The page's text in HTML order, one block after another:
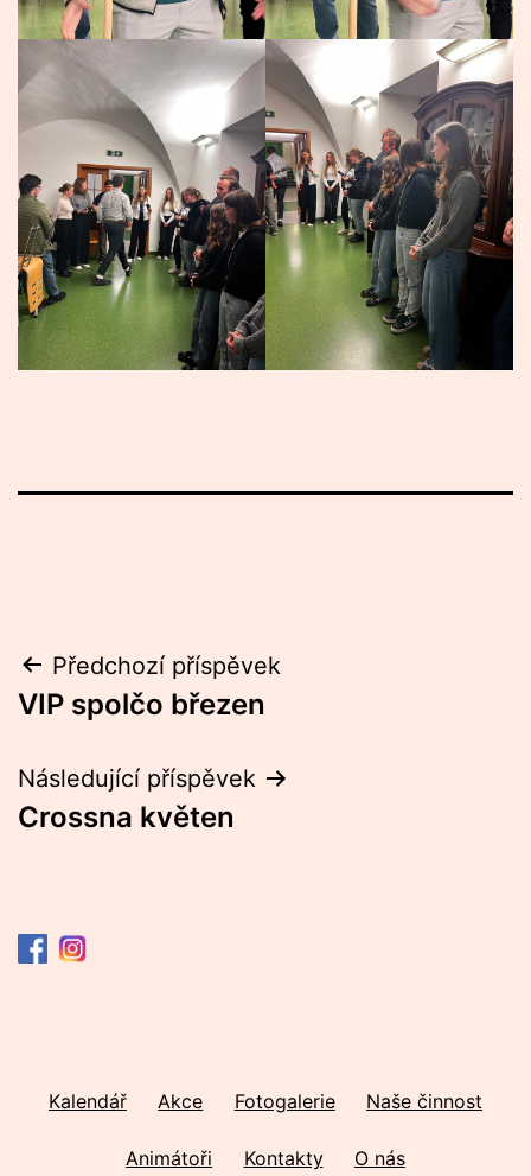
Navigace
pro
příspěvek
Předchozí příspěvek
VIP spolčo březen
Následující příspěvek
Crossna květen
Kalendář Akce Fotogalerie Naše činnost
Animátoři Kontakty O nás